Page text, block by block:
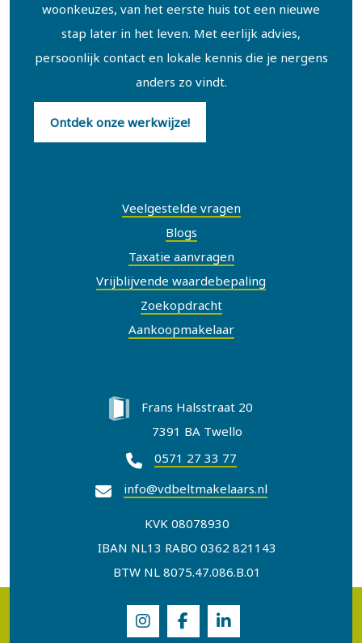
woonkeuzes, van het eerste huis tot een nieuwe
stap later in het leven. Met eerlijk advies,
persoonlijk contact en lokale kennis die je nergens
anders zo vindt.
Ontdek onze werkwijze!
Veelgestelde vragen
Blogs
Taxatie aanvragen
Vrijblijvende waardebepaling
Zoekopdracht
Aankoopmakelaar
Frans Halsstraat 20
7391 BA Twello
0571 27 33 77
info@vdbeltmakelaars.nl
KVK 08078930
IBAN NL13 RABO 0362 821143
BTW NL 8075.47.086.B.01